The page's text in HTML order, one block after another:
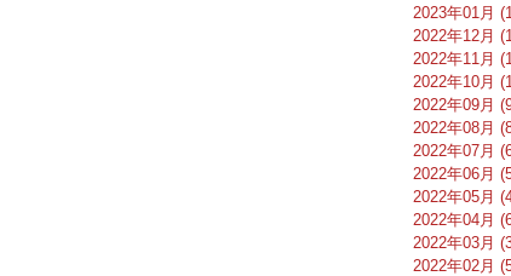
2023年01月
2022年12月
2022年11月
2022年10月
2022年09月
2022年08月
2022年07月
2022年06月
2022年05月
2022年04月
2022年03月
2022年02月